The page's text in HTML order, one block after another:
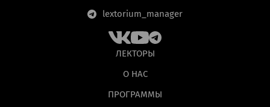
lextorium_manager
ЛЕКТОРЫ
О НАС
ПРОГРАММЫ